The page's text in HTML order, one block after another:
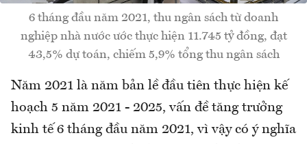
6 tháng đầu năm 2021, thu ngân sách từ doanh
nghiệp nhà nước ước thực hiện 11.745 tỷ đồng, đạt
43,5% dự toán, chiếm 5,9% tổng thu ngân sách
Năm 2021 là năm bản lề đầu tiên thực hiện kế
hoạch 5 năm 2021 - 2025, vấn đề tăng trưởng
kinh tế 6 tháng đầu năm 2021, vì vậy có ý nghĩa